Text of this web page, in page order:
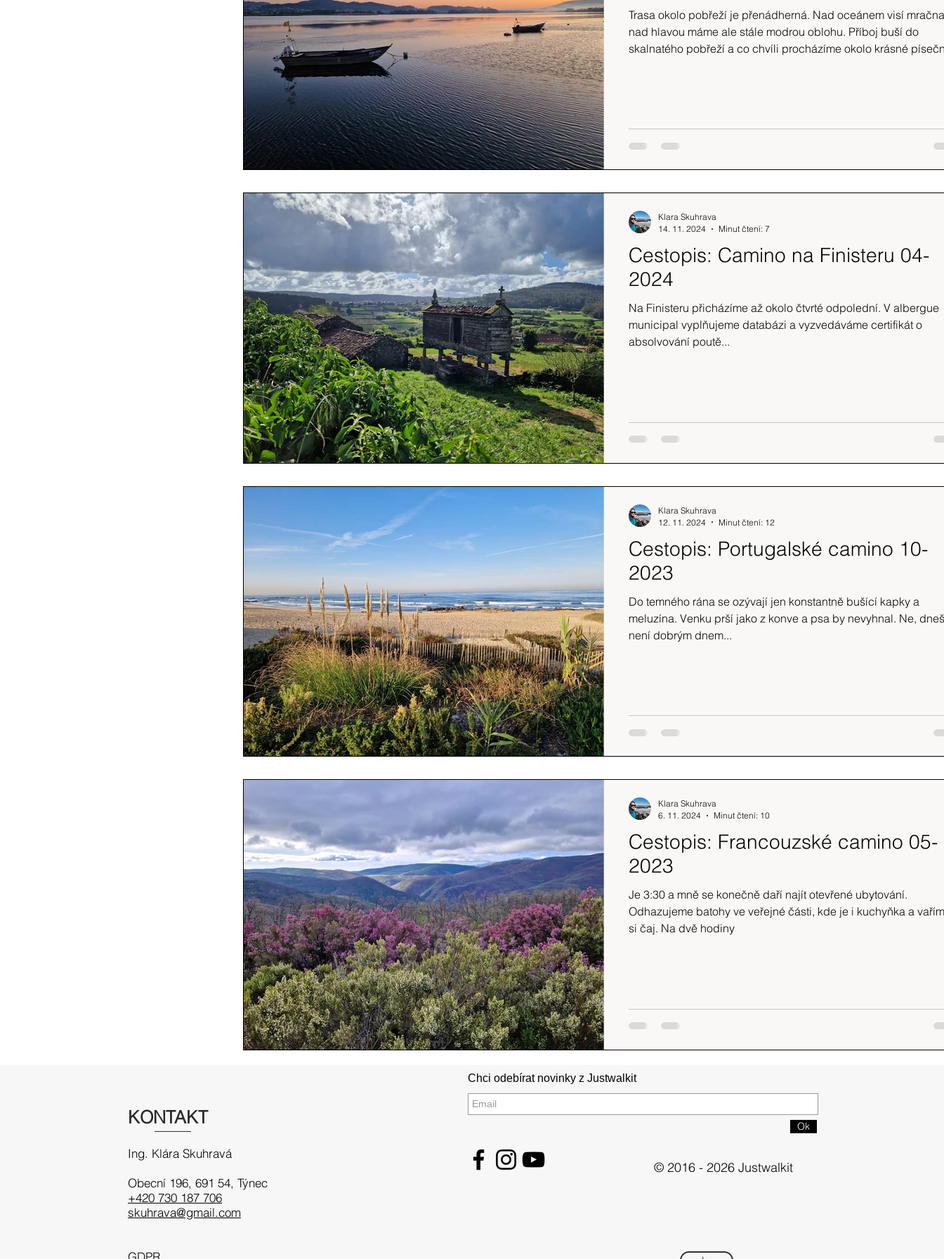
Trasa okolo pobřeží je přenádherná. Nad oceánem visí
nad hlavou máme ale stále modrou oblohu. Příboj buší do
skalnatého pobřeží a co chvíli procházíme okolo krásné
Cestopis: Camino na Finisteru 04-
2024
Na Finisteru přicházíme až okolo čtvrté odpolední. V albergue
municipal vyplňujeme databázi a vyzvedáváme certifikát o
absolvování poutě...
Klara Skuhrava
14. 11. 2024
Minut čtení: 7
Cestopis: Portugalské camino 10-
2023
Do temného rána se ozývají jen konstantně bušící kapky a
meluzína. Venku prší jako z konve a psa by nevyhnal. Ne,
není dobrým dnem...
Klara Skuhrava
12. 11. 2024
Minut čtení: 12
Cestopis: Francouzské camino 05-
2023
Je 3:30 a mně se konečně daří najít otevřené ubytování.
Odhazujeme batohy ve veřejné části, kde je i kuchyňka a
si čaj. Na dvě hodiny
Klara Skuhrava
6. 11. 2024
Minut čtení: 10
Chci odebírat novinky z Justwalkit
Ok
KONTAKT
Ing. Klára Skuhravá
Obecní 196, 691 54, Týnec
+420 730 187 706
skuhrava@gmail.com
© 2016 - 2026 Justwalkit